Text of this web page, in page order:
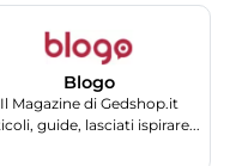
Blogo
Il Magazine di Gedshop.it
guide, lasciati ispirare...